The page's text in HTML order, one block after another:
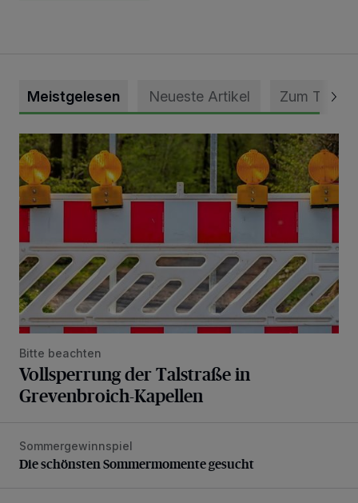
Meistgelesen Neueste Artikel Zum Thema
Vollsperrung der Talstraße in Grevenbroich-Kapellen
Bitte beachten
Vollsperrung der Talstraße in
Grevenbroich-Kapellen
Die schönsten Sommermomente gesucht
Sommergewinnspiel
Die schönsten Sommermomente gesucht